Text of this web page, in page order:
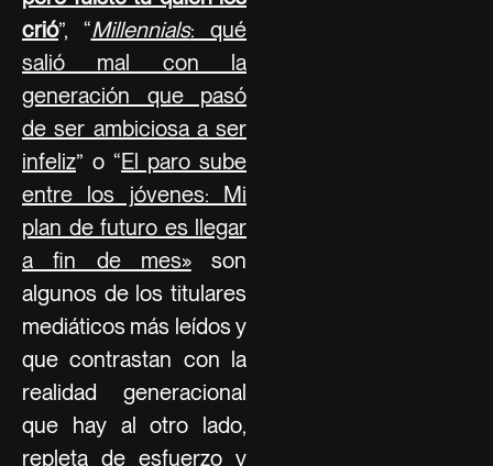
crió”, “Millennials: qué
salió mal con la
generación que pasó
de ser ambiciosa a ser
infeliz” o “El paro sube
entre los jóvenes: Mi
plan de futuro es llegar
a fin de mes»son
algunos de los titulares
mediáticos más leídos y
que contrastan con la
realidad generacional
que hay al otro lado,
repleta de esfuerzo y